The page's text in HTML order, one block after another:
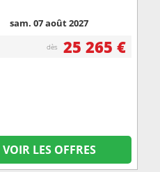
sam. 07 août 2027
dès 25 265 €
VOIR LES OFFRES